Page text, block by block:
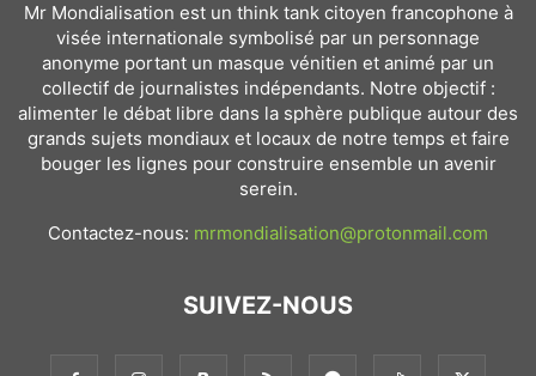
Mr Mondialisation est un think tank citoyen francophone à
visée internationale symbolisé par un personnage
anonyme portant un masque vénitien et animé par un
collectif de journalistes indépendants. Notre objectif :
alimenter le débat libre dans la sphère publique autour des
grands sujets mondiaux et locaux de notre temps et faire
bouger les lignes pour construire ensemble un avenir
serein.
Contactez-nous: mrmondialisation@protonmail.com
SUIVEZ-NOUS